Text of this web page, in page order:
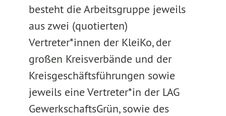
besteht die Arbeitsgruppe jeweils
aus zwei (quotierten)
Vertreter*innen der KleiKo, der
großen Kreisverbände und der
Kreisgeschäftsführungen sowie
jeweils eine Vertreter*in der LAG
GewerkschaftsGrün, sowie des